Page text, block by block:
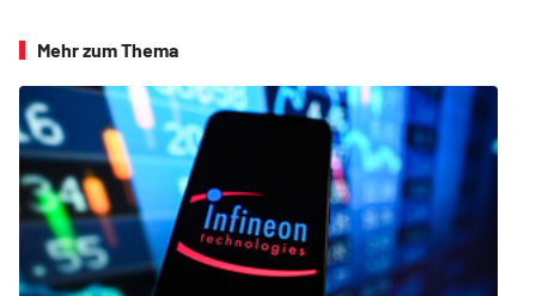
Mehr zum Thema